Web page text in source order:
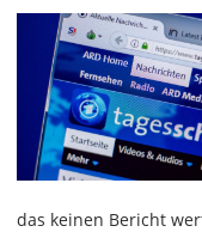
das keinen Bericht